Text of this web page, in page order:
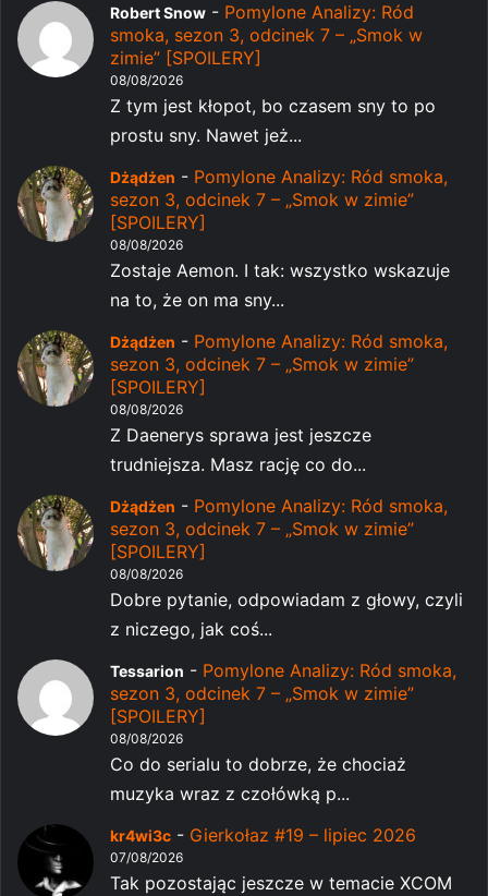
Robert Snow - Pomylone Analizy: Ród
smoka, sezon 3, odcinek 7 – „Smok w
zimie” [SPOILERY]
08/08/2026
Z tym jest kłopot, bo czasem sny to po
prostu sny. Nawet jeż...
Dżądżen - Pomylone Analizy: Ród smoka,
sezon 3, odcinek 7 – „Smok w zimie”
[SPOILERY]
08/08/2026
Zostaje Aemon. I tak: wszystko wskazuje
na to, że on ma sny...
Dżądżen - Pomylone Analizy: Ród smoka,
sezon 3, odcinek 7 – „Smok w zimie”
[SPOILERY]
08/08/2026
Z Daenerys sprawa jest jeszcze
trudniejsza. Masz rację co do...
Dżądżen - Pomylone Analizy: Ród smoka,
sezon 3, odcinek 7 – „Smok w zimie”
[SPOILERY]
08/08/2026
Dobre pytanie, odpowiadam z głowy, czyli
z niczego, jak coś...
Tessarion - Pomylone Analizy: Ród smoka,
sezon 3, odcinek 7 – „Smok w zimie”
[SPOILERY]
08/08/2026
Co do serialu to dobrze, że chociaż
muzyka wraz z czołówką p...
kr4wi3c - Gierkołaz #19 – lipiec 2026
07/08/2026
Tak pozostając jeszcze w temacie XCOM